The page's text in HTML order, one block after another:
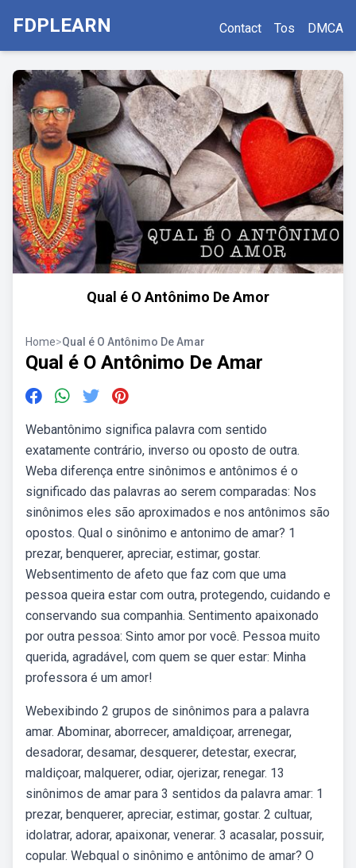
FDPLEARN Contact Tos DMCA
Qual é O Antônimo De Amor
Home>Qual é O Antônimo De Amar
Qual é O Antônimo De Amar
Webantônimo significa palavra com sentido
exatamente contrário, inverso ou oposto de outra.
Weba diferença entre sinônimos e antônimos é o
significado das palavras ao serem comparadas: Nos
sinônimos eles são aproximados e nos antônimos são
opostos. Qual o sinônimo e antonimo de amar? 1
prezar, benquerer, apreciar, estimar, gostar.
Websentimento de afeto que faz com que uma
pessoa queira estar com outra, protegendo, cuidando e
conservando sua companhia. Sentimento apaixonado
por outra pessoa: Sinto amor por você. Pessoa muito
querida, agradável, com quem se quer estar: Minha
professora é um amor!
Webexibindo 2 grupos de sinônimos para a palavra
amar. Abominar, aborrecer, amaldiçoar, arrenegar,
desadorar, desamar, desquerer, detestar, execrar,
maldiçoar, malquerer, odiar, ojerizar, renegar. 13
sinônimos de amar para 3 sentidos da palavra amar: 1
prezar, benquerer, apreciar, estimar, gostar. 2 cultuar,
idolatrar, adorar, apaixonar, venerar. 3 acasalar, possuir,
copular. Webqual o sinônimo e antônimo de amar? O